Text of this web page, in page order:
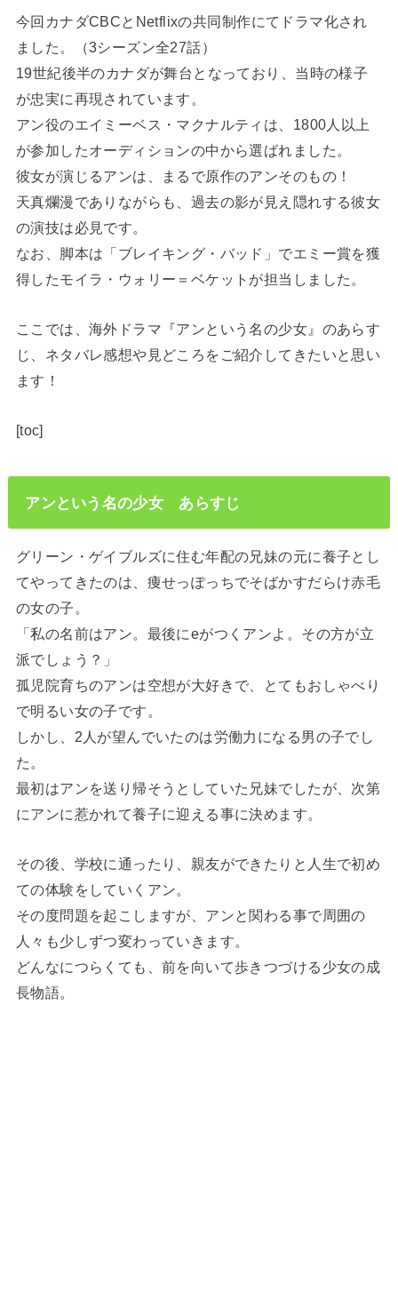
今回カナダCBCとNetflixの共同制作にてドラマ化され
ました。（3シーズン全27話）
19世紀後半のカナダが舞台となっており、当時の様子
が忠実に再現されています。
アン役のエイミーベス・マクナルティは、1800人以上
が参加したオーディションの中から選ばれました。
彼女が演じるアンは、まるで原作のアンそのもの！
天真爛漫でありながらも、過去の影が見え隠れする彼女
の演技は必見です。
なお、脚本は「ブレイキング・バッド」でエミー賞を獲
得したモイラ・ウォリー＝ベケットが担当しました。
ここでは、海外ドラマ『アンという名の少女』のあらす
じ、ネタバレ感想や見どころをご紹介してきたいと思い
ます！
[toc]
アンという名の少女 あらすじ
グリーン・ゲイブルズに住む年配の兄妹の元に養子とし
てやってきたのは、痩せっぽっちでそばかすだらけ赤毛
の女の子。
「私の名前はアン。最後にeがつくアンよ。その方が立
派でしょう？」
孤児院育ちのアンは空想が大好きで、とてもおしゃべり
で明るい女の子です。
しかし、2人が望んでいたのは労働力になる男の子でし
た。
最初はアンを送り帰そうとしていた兄妹でしたが、次第
にアンに惹かれて養子に迎える事に決めます。
その後、学校に通ったり、親友ができたりと人生で初め
ての体験をしていくアン。
その度問題を起こしますが、アンと関わる事で周囲の
人々も少しずつ変わっていきます。
どんなにつらくても、前を向いて歩きつづける少女の成
長物語。